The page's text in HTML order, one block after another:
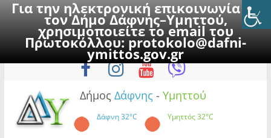
Για την ηλεκτρονική επικοινωνία με
τον Δήμο Δάφνης–Υμηττού,
χρησιμοποιείτε το email του
Πρωτοκόλλου:protokolo@dafni-
ymittos.gov.gr
to
Πέμπτη, 6 Αυγούστου 2026
Δήμος Δάφνης - Υμηττού
Δάφνη32°C Υμηττός32°C